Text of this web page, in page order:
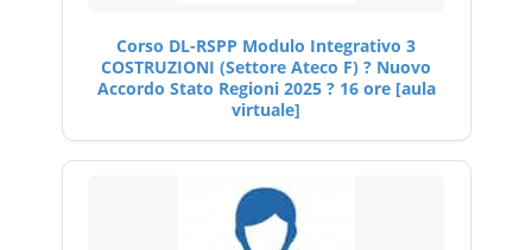
Corso DL-RSPP Modulo Integrativo 3
COSTRUZIONI (Settore Ateco F) ? Nuovo
Accordo Stato Regioni 2025 ? 16 ore [aula
virtuale]